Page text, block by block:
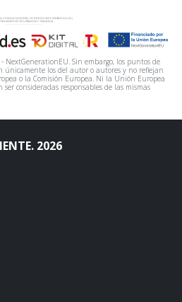
Sin embargo, los puntos de
únicamente los del autor o autores y no reflejan
o la Comisión Europea. Ni la Unión Europea
consideradas responsables de las mismas
2026